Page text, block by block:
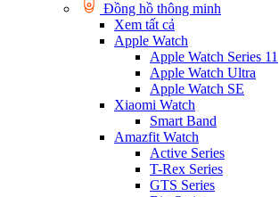
Đồng hồ thông minh
Xem tất cả
Apple Watch
Apple Watch Series 11
Apple Watch Ultra
Apple Watch SE
Xiaomi Watch
Smart Band
Amazfit Watch
Active Series
T-Rex Series
GTS Series